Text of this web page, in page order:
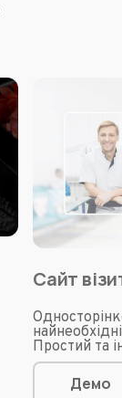
Сайт
Простий та
Демо